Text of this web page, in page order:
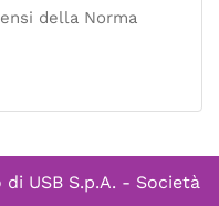
della Norma
di USB S.p.A. - Società